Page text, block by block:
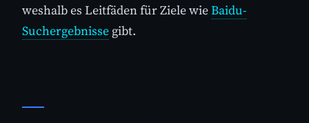
weshalb es Leitfäden für Ziele wieBaidu-
Suchergebnisse gibt.